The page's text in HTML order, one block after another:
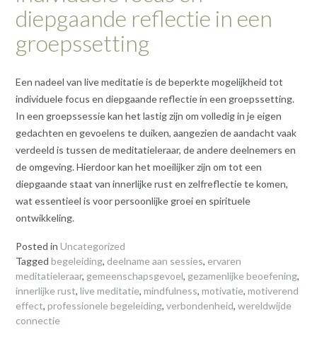
diepgaande reflectie in een
groepssetting
Een nadeel van live meditatie is de beperkte mogelijkheid tot
individuele focus en diepgaande reflectie in een groepssetting.
In een groepssessie kan het lastig zijn om volledig in je eigen
gedachten en gevoelens te duiken, aangezien de aandacht vaak
verdeeld is tussen de meditatieleraar, de andere deelnemers en
de omgeving. Hierdoor kan het moeilijker zijn om tot een
diepgaande staat van innerlijke rust en zelfreflectie te komen,
wat essentieel is voor persoonlijke groei en spirituele
ontwikkeling.
Posted in Uncategorized
Tagged begeleiding, deelname aan sessies, ervaren
meditatieleraar, gemeenschapsgevoel, gezamenlijke beoefening,
innerlijke rust, live meditatie, mindfulness, motivatie, motiverend
effect, professionele begeleiding, verbondenheid, wereldwijde
connectie